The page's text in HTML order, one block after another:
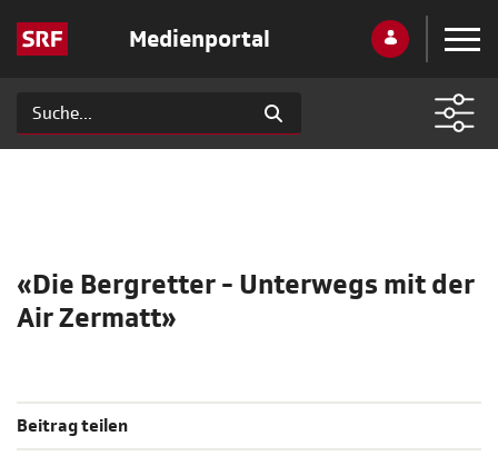
Medienportal
«Die Bergretter - Unterwegs mit der
Air Zermatt»
Beitrag teilen